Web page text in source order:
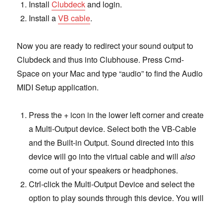
InstallClubdeckand login.
Install aVB cable.
Now you are ready to redirect your sound output to
Clubdeck and thus into Clubhouse. Press Cmd-
Space on your Mac and type “audio” to find the Audio
MIDI Setup application.
Press the + icon in the lower left corner and create
a Multi-Output device. Select both the VB-Cable
and the Built-in Output. Sound directed into this
device will go into the virtual cable and willalso
come out of your speakers or headphones.
Ctrl-click the Multi-Output Device and select the
option to play sounds through this device. You will